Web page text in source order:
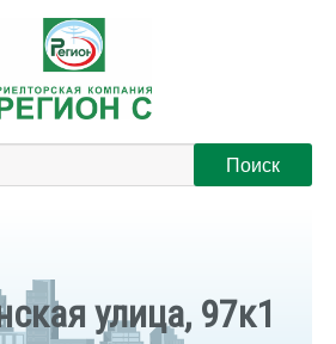
улица, 97к1